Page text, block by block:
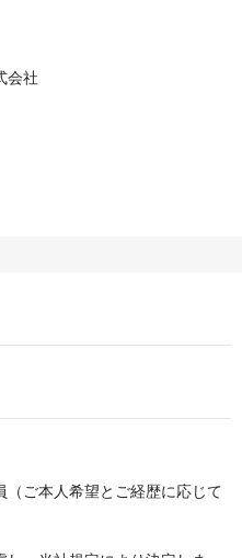
会社
ご本人希望とご経歴に応じて